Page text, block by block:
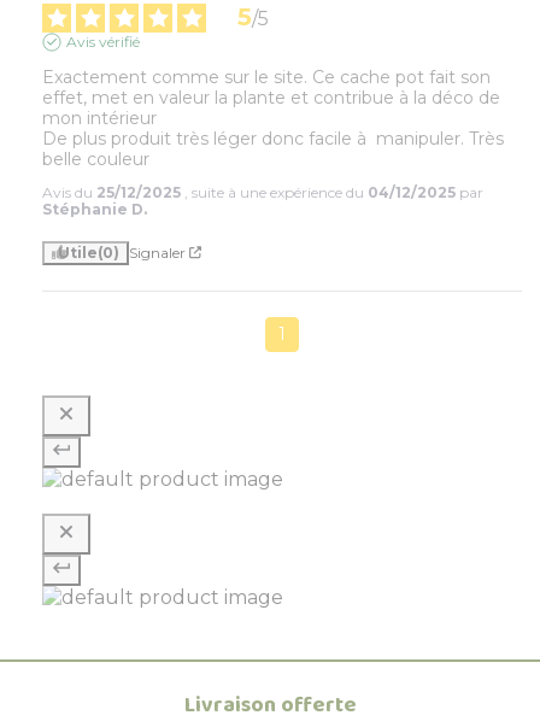
5/5
Avis vérifié
Exactement comme sur le site. Ce cache pot fait son
effet, met en valeur la plante et contribue à la déco de
mon intérieur
De plus produit très léger donc facile à  manipuler. Très
belle couleur
Avis du 25/12/2025 , suite à une expérience du 04/12/2025 par
Stéphanie D.
Utile(0) Signaler
1
Livraison offerte